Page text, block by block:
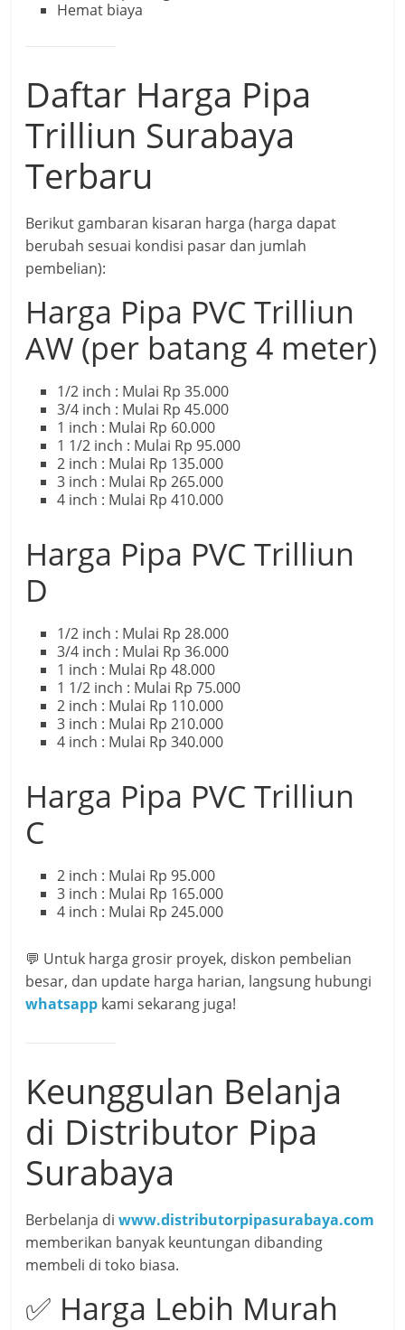
Hemat biaya
Daftar Harga Pipa
Trilliun Surabaya
Terbaru
Berikut gambaran kisaran harga (harga dapat
berubah sesuai kondisi pasar dan jumlah
pembelian):
Harga Pipa PVC Trilliun
AW (per batang 4 meter)
1/2 inch : Mulai Rp 35.000
3/4 inch : Mulai Rp 45.000
1 inch : Mulai Rp 60.000
1 1/2 inch : Mulai Rp 95.000
2 inch : Mulai Rp 135.000
3 inch : Mulai Rp 265.000
4 inch : Mulai Rp 410.000
Harga Pipa PVC Trilliun
D
1/2 inch : Mulai Rp 28.000
3/4 inch : Mulai Rp 36.000
1 inch : Mulai Rp 48.000
1 1/2 inch : Mulai Rp 75.000
2 inch : Mulai Rp 110.000
3 inch : Mulai Rp 210.000
4 inch : Mulai Rp 340.000
Harga Pipa PVC Trilliun
C
2 inch : Mulai Rp 95.000
3 inch : Mulai Rp 165.000
4 inch : Mulai Rp 245.000
💬 Untuk harga grosir proyek, diskon pembelian
besar, dan update harga harian, langsung hubungi
whatsapp kami sekarang juga!
Keunggulan Belanja
di Distributor Pipa
Surabaya
Berbelanja diwww.distributorpipasurabaya.com
memberikan banyak keuntungan dibanding
membeli di toko biasa.
✅ Harga Lebih Murah